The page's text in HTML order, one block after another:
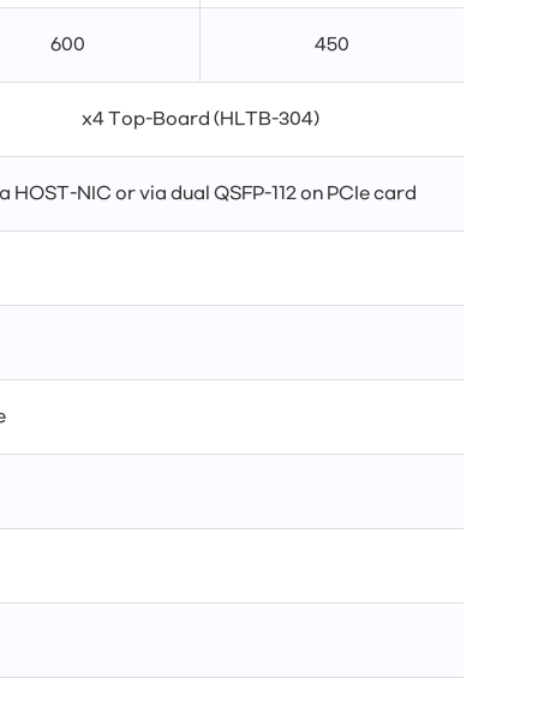
600 450
x4 Top-Board (HLTB-304)
HOST-NIC or via dual QSFP-112 on PCIe card